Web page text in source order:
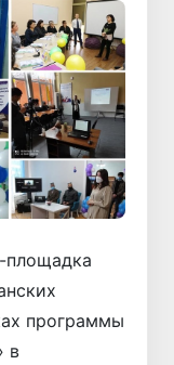
площадка
программы
в